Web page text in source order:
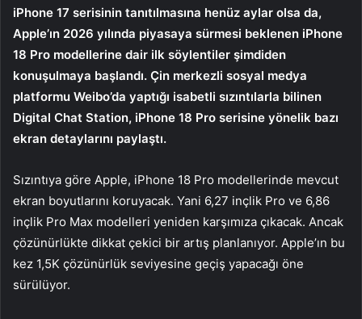
iPhone 17 serisinin tanıtılmasına henüz aylar olsa da,
Apple’ın 2026 yılında piyasaya sürmesi beklenen iPhone
18 Pro modellerine dair ilk söylentiler şimdiden
konuşulmaya başlandı. Çin merkezli sosyal medya
platformu Weibo’da yaptığı isabetli sızıntılarla bilinen
Digital Chat Station, iPhone 18 Pro serisine yönelik bazı
ekran detaylarını paylaştı.
Sızıntıya göre Apple, iPhone 18 Pro modellerinde mevcut
ekran boyutlarını koruyacak. Yani 6,27 inçlik Pro ve 6,86
inçlik Pro Max modelleri yeniden karşımıza çıkacak. Ancak
çözünürlükte dikkat çekici bir artış planlanıyor. Apple’ın bu
kez 1,5K çözünürlük seviyesine geçiş yapacağı öne
sürülüyor.